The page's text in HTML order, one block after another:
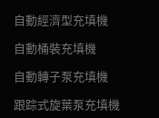
自動經濟型充填機
自動桶裝充填機
自動轉子泵充填機
跟踪式旋葉泵充填機